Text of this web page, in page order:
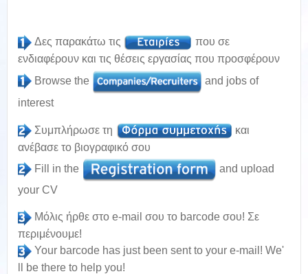
Δες παρακάτω τις
που σε
ενδιαφέρουν και τις θέσεις εργασίας που προσφέρουν
Browse the
and jobs of
interest
Συμπλήρωσε τη
και
ανέβασε το βιογραφικό σου
Fill in the
and upload
your CV
Μόλις ήρθε στο e-mail σου το barcode σου! Σε
περιμένουμε!
Your barcode has just been sent to your e-mail! We'
ll be there to help you!